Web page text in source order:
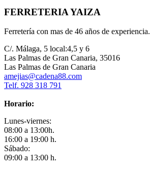
FERRETERIA YAIZA
Ferretería con mas de 46 años de experiencia.
C/. Málaga, 5 local:4,5 y 6
Las Palmas de Gran Canaria, 35016
Las Palmas de Gran Canaria
amejias@cadena88.com
Telf. 928 318 791
Horario:
Lunes-viernes:
08:00 a 13:00h.
16:00 a 19:00 h.
Sábado:
09:00 a 13:00 h.